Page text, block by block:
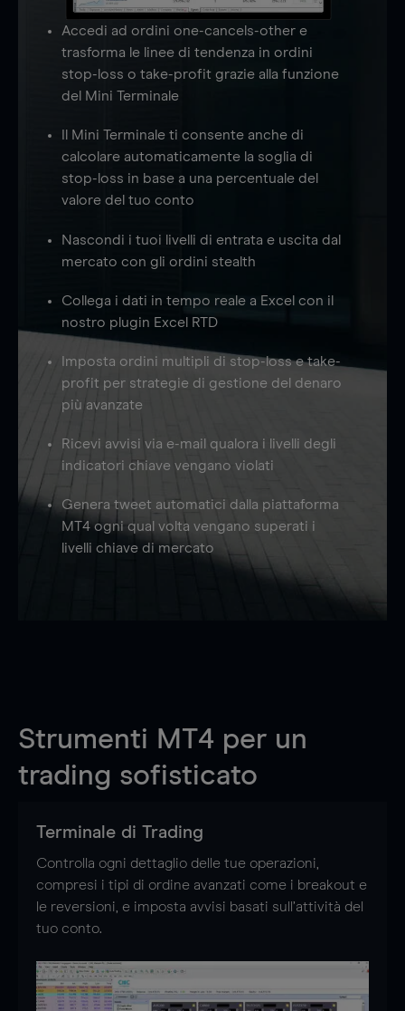
Accedi ad ordini one-cancels-other e
trasforma le linee di tendenza in ordini
stop-loss o take-profit grazie alla funzione
del Mini Terminale
Il Mini Terminale ti consente anche di
calcolare automaticamente la soglia di
stop-loss in base a una percentuale del
valore del tuo conto
Nascondi i tuoi livelli di entrata e uscita dal
mercato con gli ordini stealth
Collega i dati in tempo reale a Excel con il
nostro plugin Excel RTD
Imposta ordini multipli di stop-loss e take-
profit per strategie di gestione del denaro
più avanzate
Ricevi avvisi via e-mail qualora i livelli degli
indicatori chiave vengano violati
Genera tweet automatici dalla piattaforma
MT4 ogni qual volta vengano superati i
livelli chiave di mercato
Strumenti MT4 per un
trading sofisticato
Terminale di Trading
Controlla ogni dettaglio delle tue operazioni,
compresi i tipi di ordine avanzati come i breakout e
le reversioni, e imposta avvisi basati sull’attività del
tuo conto.